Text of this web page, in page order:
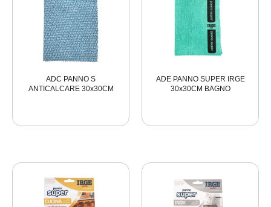
ADC PANNO S
ANTICALCARE 30x30CM
ADE PANNO SUPER IRGE
30x30CM BAGNO